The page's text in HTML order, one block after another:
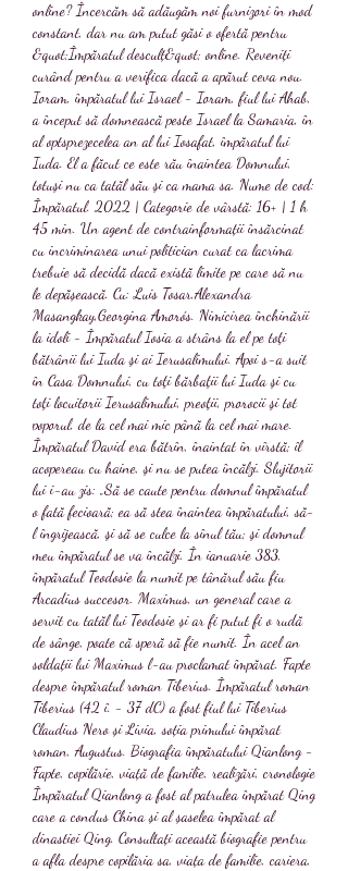
online? Încercăm să adăugăm noi furnizori în mod
constant, dar nu am putut găsi o ofertă pentru
&quot;Împăratul desculț&quot; online. Reveniți
curând pentru a verifica dacă a apărut ceva nou.
Ioram, împăratul lui Israel - Ioram, fiul lui Ahab,
a început să domnească peste Israel la Samaria, în
al optsprezecelea an al lui Iosafat, împăratul lui
Iuda. El a făcut ce este rău înaintea Domnului,
totuşi nu ca tatăl său şi ca mama sa. Nume de cod:
Împăratul. 2022 | Categorie de vârstă: 16+ | 1 h
45 min. Un agent de contrainformații însărcinat
cu incriminarea unui politician curat ca lacrima
trebuie să decidă dacă există limite pe care să nu
le depășească. Cu: Luis Tosar,Alexandra
Masangkay,Georgina Amorós. Nimicirea închinării
la idoli - Împăratul Iosia a strâns la el pe toţi
bătrânii lui Iuda şi ai Ierusalimului. Apoi s-a suit
în Casa Domnului, cu toţi bărbaţii lui Iuda şi cu
toţi locuitorii Ierusalimului, preoţii, prorocii şi tot
poporul, de la cel mai mic până la cel mai mare.
Împăratul David era bătrîn, înaintat în vîrstă; îl
acopereau cu haine, şi nu se putea încălzi. Slujitorii
lui i-au zis: „Să se caute pentru domnul împăratul
o fată fecioară; ea să stea înaintea împăratului, să-
l îngrijească, şi să se culce la sînul tău; şi domnul
meu împăratul se va încălzi. În ianuarie 383,
împăratul Teodosie la numit pe tânărul său fiu
Arcadius succesor. Maximus, un general care a
servit cu tatăl lui Teodosie și ar fi putut fi o rudă
de sânge, poate că speră să fie numit. În acel an
soldații lui Maximus l-au proclamat împărat. Fapte
despre împăratul roman Tiberius. Împăratul roman
Tiberius (42 î. - 37 dC) a fost fiul lui Tiberius
Claudius Nero și Livia, soția primului împărat
roman, Augustus. Biografia împăratului Qianlong -
Fapte, copilărie, viață de familie, realizări, cronologie
Împăratul Qianlong a fost al patrulea împărat Qing
care a condus China și al șaselea împărat al
dinastiei Qing. Consultați această biografie pentru
a afla despre copilăria sa, viața de familie, cariera,